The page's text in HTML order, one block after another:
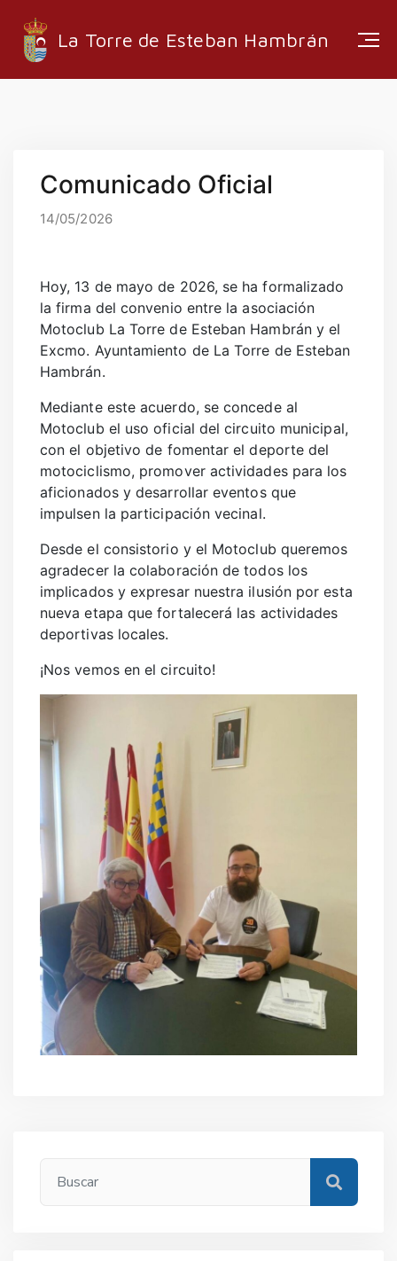
La Torre de Esteban Hambrán
EMPRESAS LOCALES
INFORMACIÓN
EMPLEO
SANIDAD
DEPORTES
URBANISMO
CULTURA
FESTEJOS
CONSUMO
Comunicado Oficial
14/05/2026
Hoy, 13 de mayo de 2026, se ha formalizado
la firma del convenio entre la asociación
Motoclub La Torre de Esteban Hambrán y el
Excmo. Ayuntamiento de La Torre de Esteban
Hambrán.
Mediante este acuerdo, se concede al
Motoclub el uso oficial del circuito municipal,
con el objetivo de fomentar el deporte del
motociclismo, promover actividades para los
aficionados y desarrollar eventos que
impulsen la participación vecinal.
Desde el consistorio y el Motoclub queremos
agradecer la colaboración de todos los
implicados y expresar nuestra ilusión por esta
nueva etapa que fortalecerá las actividades
deportivas locales.
¡Nos vemos en el circuito!